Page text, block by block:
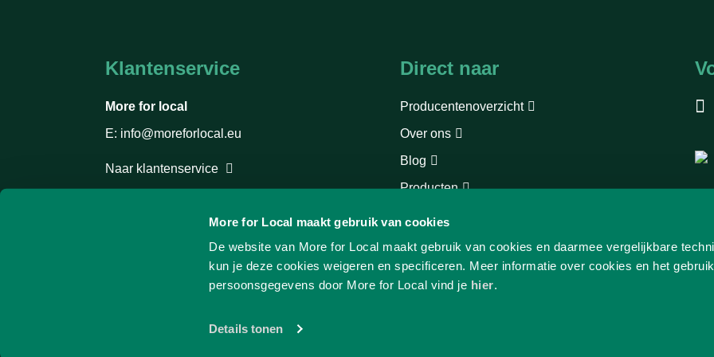
More for Local maakt gebruik van cookies
De website van More for Local maakt gebruik van cookies en daarmee vergelijkbare
kun je deze cookies weigeren en specificeren. Meer informatie over cookies en het
persoonsgegevens door More for Local vind je hier.
Details tonen
Doe mee | Join us
Klantenservice
More for local
E: info@moreforlocal.eu
Naar klantenservice
Direct naar
Producentenoverzicht
Over ons
Blog
Producten
Europese wetgeving
Privacybeleid